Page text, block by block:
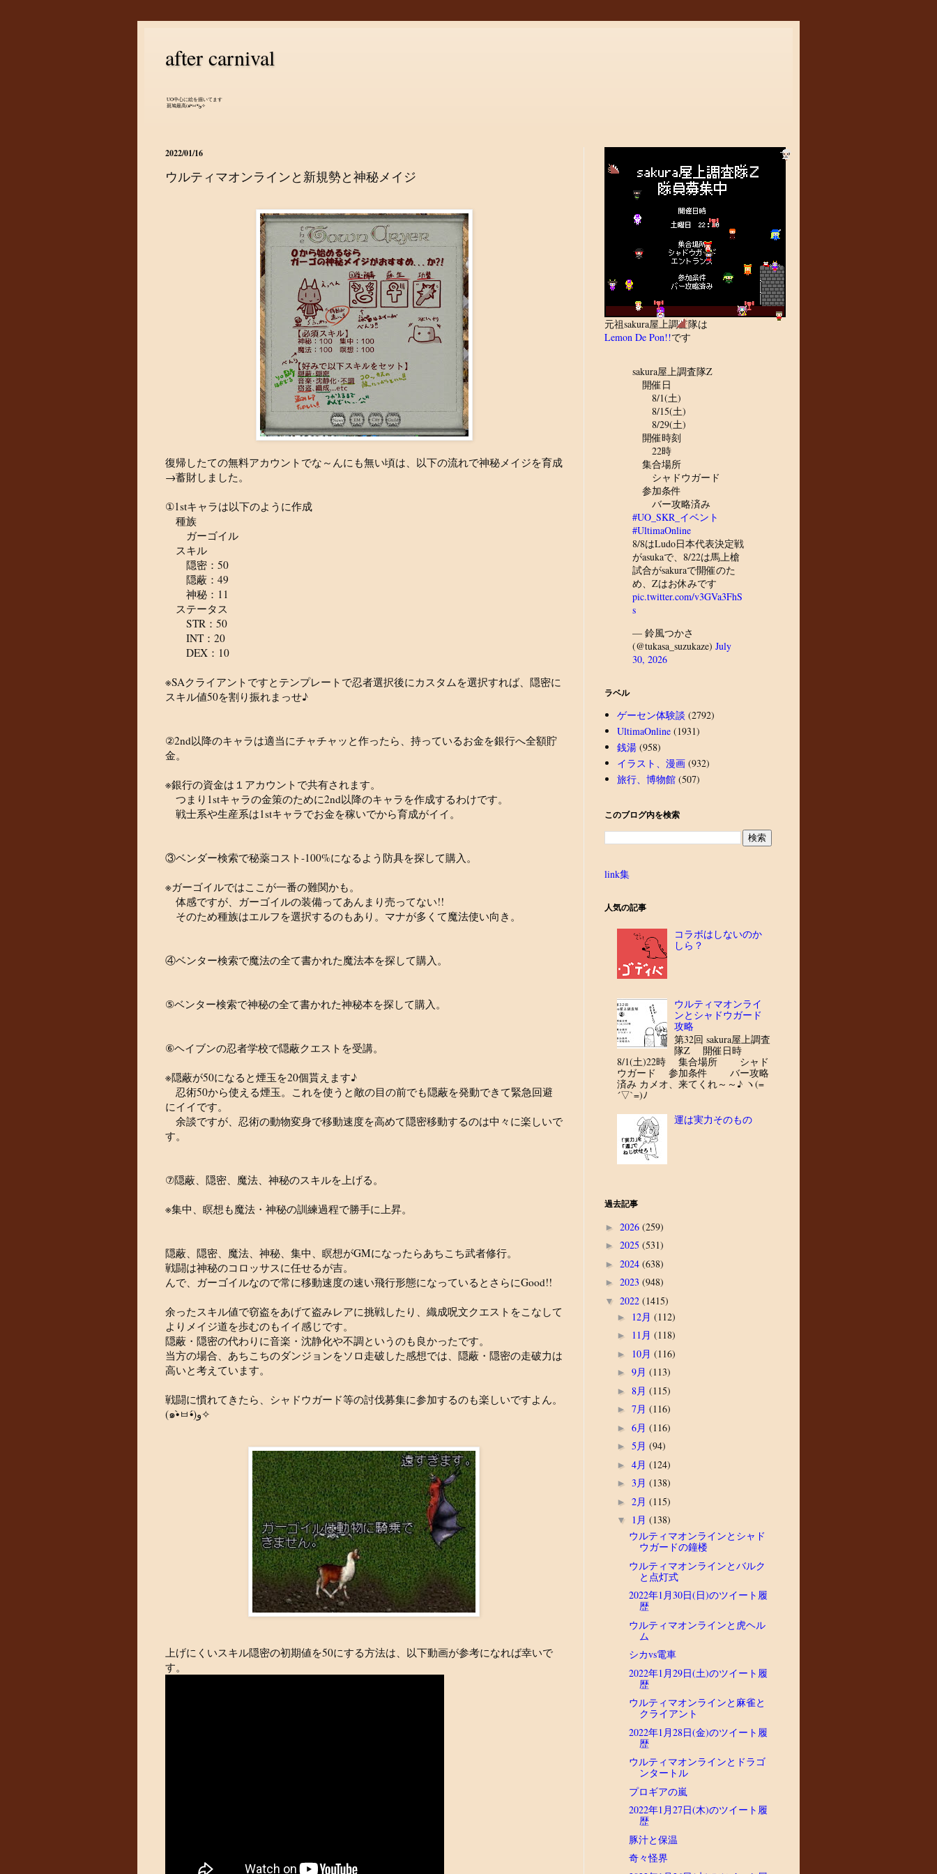
after carnival
UO中心に絵を描いてます
斑鳩最高(๑•̀ㅂ•́)و✧
2022/01/16
ウルティマオンラインと新規勢と神秘メイジ
復帰したての無料アカウントでな～んにも無い頃は、以下の流れで神秘メイジを育成
→蓄財しました。
①1stキャラは以下のように作成
種族
ガーゴイル
スキル
隠密：50
隠蔽：49
神秘：11
ステータス
STR：50
INT：20
DEX：10
※SAクライアントですとテンプレートで忍者選択後にカスタムを選択すれば、隠密に
スキル値50を割り振れまっせ♪
②2nd以降のキャラは適当にチャチャッと作ったら、持っているお金を銀行へ全額貯
金。
※銀行の資金は１アカウントで共有されます。
つまり1stキャラの金策のために2nd以降のキャラを作成するわけです。
戦士系や生産系は1stキャラでお金を稼いでから育成がイイ。
③ベンダー検索で秘薬コスト-100%になるよう防具を探して購入。
※ガーゴイルではここが一番の難関かも。
体感ですが、ガーゴイルの装備ってあんまり売ってない!!
そのため種族はエルフを選択するのもあり。マナが多くて魔法使い向き。
④ベンター検索で魔法の全て書かれた魔法本を探して購入。
⑤ベンター検索で神秘の全て書かれた神秘本を探して購入。
⑥ヘイブンの忍者学校で隠蔽クエストを受講。
※隠蔽が50になると煙玉を20個貰えます♪
忍術50から使える煙玉。これを使うと敵の目の前でも隠蔽を発動できて緊急回避
にイイです。
余談ですが、忍術の動物変身で移動速度を高めて隠密移動するのは中々に楽しいで
す。
⑦隠蔽、隠密、魔法、神秘のスキルを上げる。
※集中、瞑想も魔法・神秘の訓練過程で勝手に上昇。
隠蔽、隠密、魔法、神秘、集中、瞑想がGMになったらあちこち武者修行。
戦闘は神秘のコロッサスに任せるが吉。
んで、ガーゴイルなので常に移動速度の速い飛行形態になっているとさらにGood!!
余ったスキル値で窃盗をあげて盗みレアに挑戦したり、織成呪文クエストをこなして
よりメイジ道を歩むのもイイ感じです。
隠蔽・隠密の代わりに音楽・沈静化や不調というのも良かったです。
当方の場合、あちこちのダンジョンをソロ走破した感想では、隠蔽・隠密の走破力は
高いと考えています。
戦闘に慣れてきたら、シャドウガード等の討伐募集に参加するのも楽しいですよん。
(๑•̀ㅂ•́)و✧
上げにくいスキル隠密の初期値を50にする方法は、以下動画が参考になれば幸いで
す。
元祖sakura屋上調査隊は
Lemon De Pon!!です
sakura屋上調査隊Z
開催日
8/1(土)
8/15(土)
8/29(土)
開催時刻
22時
集合場所
シャドウガード
参加条件
バー攻略済み
#UO_SKR_イベント
#UltimaOnline
8/8はLudo日本代表決定戦
がasukaで、8/22は馬上槍
試合がsakuraで開催のた
め、Zはお休みです
pic.twitter.com/v3GVa3FhS
s
— 鈴風つかさ
(@tukasa_suzukaze) July
30, 2026
ラベル
ゲーセン体験談 (2792)
UltimaOnline (1931)
銭湯 (958)
イラスト、漫画 (932)
旅行、博物館 (507)
このブログ内を検索
link集
人気の記事
コラボはしないのか
しら？
ウルティマオンライ
ンとシャドウガード
攻略
第32回 sakura屋上調査
隊Z 開催日時
8/1(土)22時 集合場所 シャド
ウガード 参加条件 バー攻略
済み カメオ、来てくれ～～♪ ヽ(=
´▽`=)ﾉ
運は実力そのもの
過去記事
► 2026 (259)
► 2025 (531)
► 2024 (638)
► 2023 (948)
▼ 2022 (1415)
► 12月 (112)
► 11月 (118)
► 10月 (116)
► 9月 (113)
► 8月 (115)
► 7月 (116)
► 6月 (116)
► 5月 (94)
► 4月 (124)
► 3月 (138)
► 2月 (115)
▼ 1月 (138)
ウルティマオンラインとシャド
ウガードの鐘楼
ウルティマオンラインとバルク
と点灯式
2022年1月30日(日)のツイート履
歴
ウルティマオンラインと虎ヘル
ム
シカvs電車
2022年1月29日(土)のツイート履
歴
ウルティマオンラインと麻雀と
クライアント
2022年1月28日(金)のツイート履
歴
ウルティマオンラインとドラゴ
ンタートル
プロギアの嵐
2022年1月27日(木)のツイート履
歴
豚汁と保温
奇々怪界